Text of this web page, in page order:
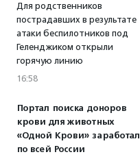
Для родственников
пострадавших в результате
атаки беспилотников под
Геленджиком открыли
горячую линию
16:58
Портал поиска доноров
крови для животных
«Одной Крови» заработал
по всей России